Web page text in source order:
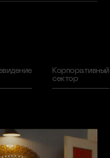
Корпоративный
сектор